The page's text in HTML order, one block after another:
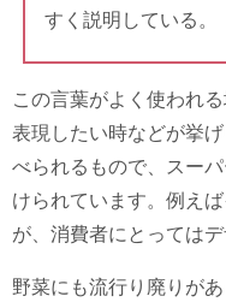
すく説明している。
この言葉がよく使われ
表現したい時などが挙
べられるもので、スー
けられています。例え
が、消費者にとってはデ
野菜にも流行り廃りが